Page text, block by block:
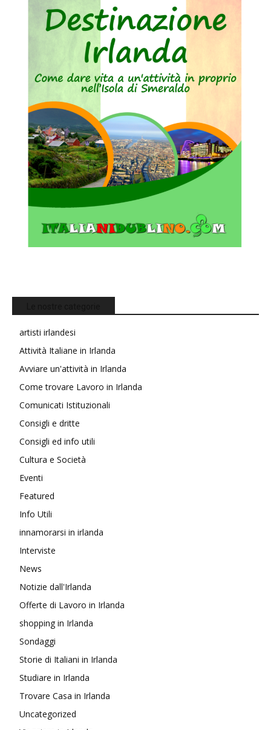
artisti irlandesi
Attività Italiane in Irlanda
Avviare un'attività in Irlanda
Come trovare Lavoro in Irlanda
Comunicati Istituzionali
Consigli e dritte
Consigli ed info utili
Cultura e Società
Eventi
Featured
Info Utili
innamorarsi in irlanda
Interviste
News
Notizie dall'Irlanda
Offerte di Lavoro in Irlanda
shopping in Irlanda
Sondaggi
Storie di Italiani in Irlanda
Studiare in Irlanda
Trovare Casa in Irlanda
Uncategorized